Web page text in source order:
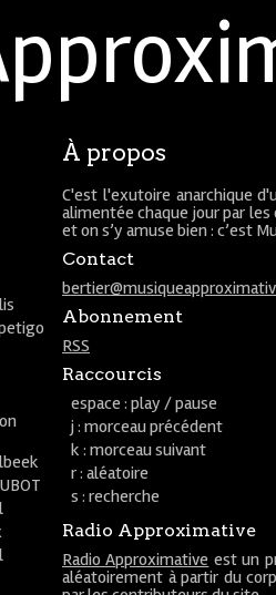
À propos
C'est l'exutoire anarchique
alimentée chaque jour par les
et on s’y amuse bien : c’est
Contact
Abonnement
RSS
Raccourcis
espace : play / pause
j : morceau précédent
k : morceau suivant
r : aléatoire
s : recherche
Radio Approximative
Radio Approximative est un
aléatoirement à partir du